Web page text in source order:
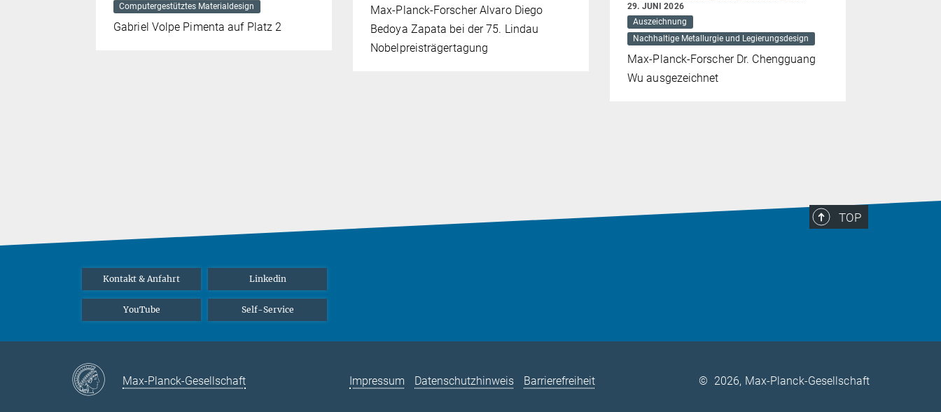
Computergestütztes Materialdesign
Gabriel Volpe Pimenta auf Platz 2
Max-Planck-Forscher Alvaro Diego
Bedoya Zapata bei der 75. Lindau
Nobelpreisträgertagung
29. JUNI 2026
Auszeichnung
Nachhaltige Metallurgie und Legierungsdesign
Max-Planck-Forscher Dr. Chengguang
Wu ausgezeichnet
TOP
Kontakt & Anfahrt Linkedin
YouTube Self-Service
Max-Planck-Gesellschaft Impressum Datenschutzhinweis Barrierefreiheit © 2026, Max-Planck-Gesellschaft